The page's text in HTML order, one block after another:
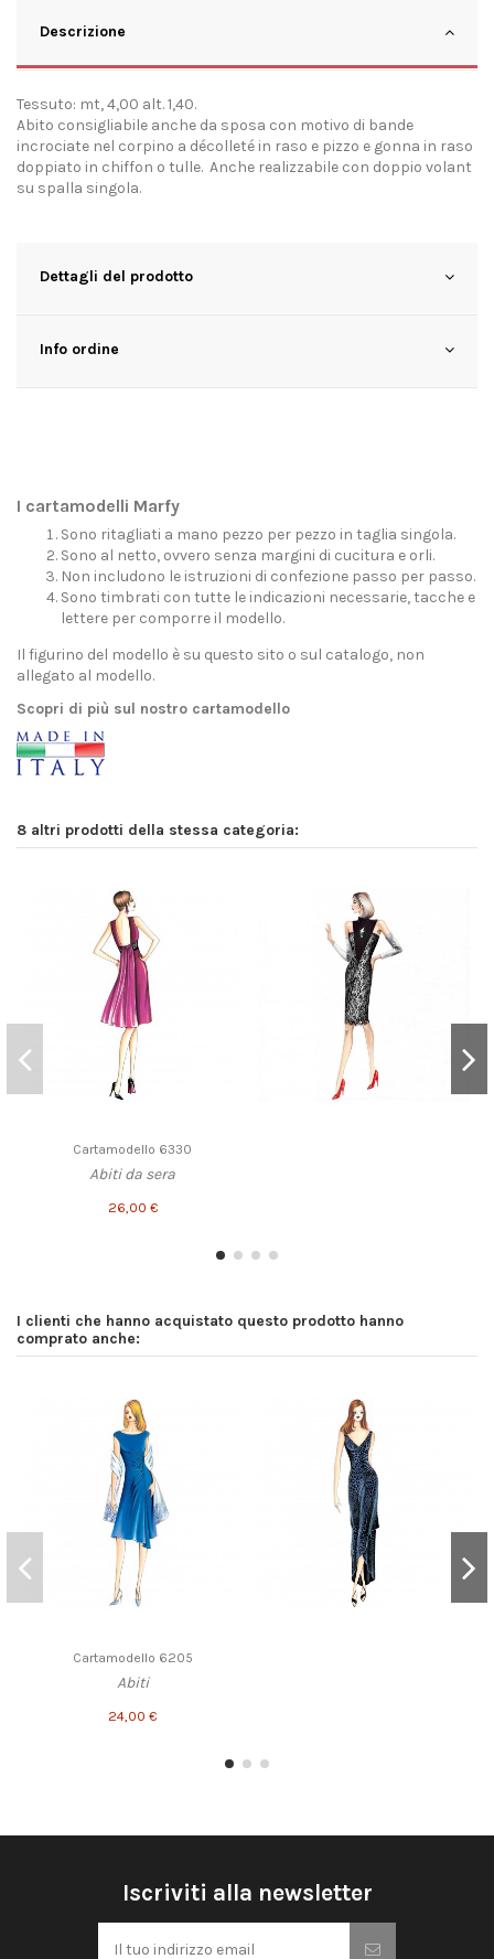
Descrizione
Tessuto: mt, 4,00 alt. 1,40.
Abito consigliabile anche da sposa con motivo di bande
incrociate nel corpino a décolleté in raso e pizzo e gonna in raso
doppiato in chiffon o tulle. Anche realizzabile con doppio volant
su spalla singola.
Dettagli del prodotto
Info ordine
I cartamodelli Marfy
Sono ritagliati a mano pezzo per pezzo in taglia singola.
Sono al netto, ovvero senza margini di cucitura e orli.
Non includono le istruzioni di confezione passo per passo.
Sono timbrati con tutte le indicazioni necessarie, tacche e
lettere per comporre il modello.
Il figurino del modello è su questo sito o sul catalogo, non
allegato al modello.
Scopri di più sul nostro cartamodello
8 altri prodotti della stessa categoria:
Cartamodello 6330
Abiti da sera
26,00 €
I clienti che hanno acquistato questo prodotto hanno
comprato anche:
Cartamodello 6205
Abiti
24,00 €
Iscriviti alla newsletter